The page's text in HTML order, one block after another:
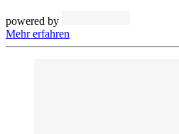
powered by
Mehr erfahren